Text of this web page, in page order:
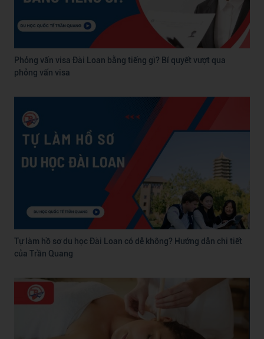
Phỏng vấn visa Đài Loan bằng tiếng gì? Bí quyết vượt qua
phỏng vấn visa
Tự làm hồ sơ du học Đài Loan có dễ không? Hướng dẫn chi tiết
của Trần Quang